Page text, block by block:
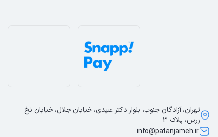
تهران، آزادگان جنوب، بلوار دکتر عبیدی، خیابان جلال، خیابان نخ
زرین، پلاک 3
info@patanjameh.ir